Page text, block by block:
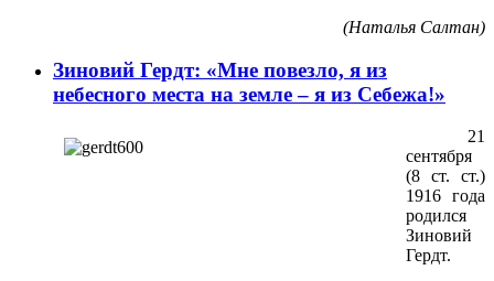
(Наталья Салтан)
Зиновий Гердт: «Мне повезло, я из
небесного места на земле – я из Себежа!»
21
сентября
(8 ст. ст.)
1916 года
родился
Зиновий
Гердт.